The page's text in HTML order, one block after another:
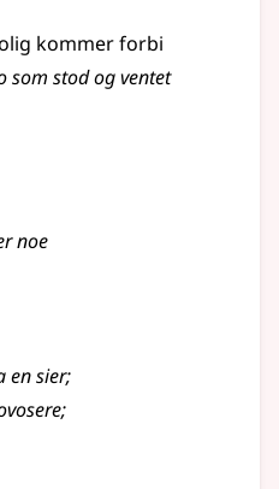
kommer forbi
som stod og ventet
noe
en sier;
;